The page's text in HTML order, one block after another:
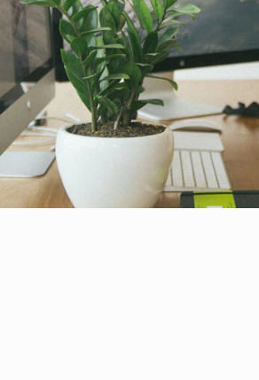
คลิกเพื่อเข้าระบบ